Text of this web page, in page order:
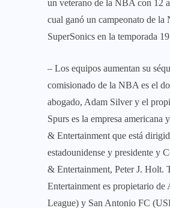
un veterano de la NBA con 12
cual ganó un campeonato de la
SuperSonics en la temporada
– Los equipos aumentan su
comisionado de la NBA es el
abogado, Adam Silver y el
Spurs es la empresa americana
& Entertainment que está
estadounidense y presidente y
& Entertainment, Peter J. Holt.
Entertainment es propietario
League) y San Antonio FC